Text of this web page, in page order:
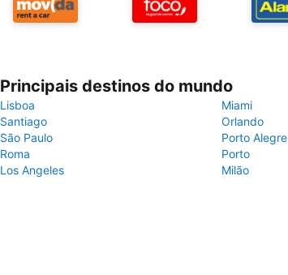
Principais destinos do mundo
Lisboa
Miami
Santiago
Orlando
São Paulo
Porto Alegre
Roma
Porto
Los Angeles
Milão